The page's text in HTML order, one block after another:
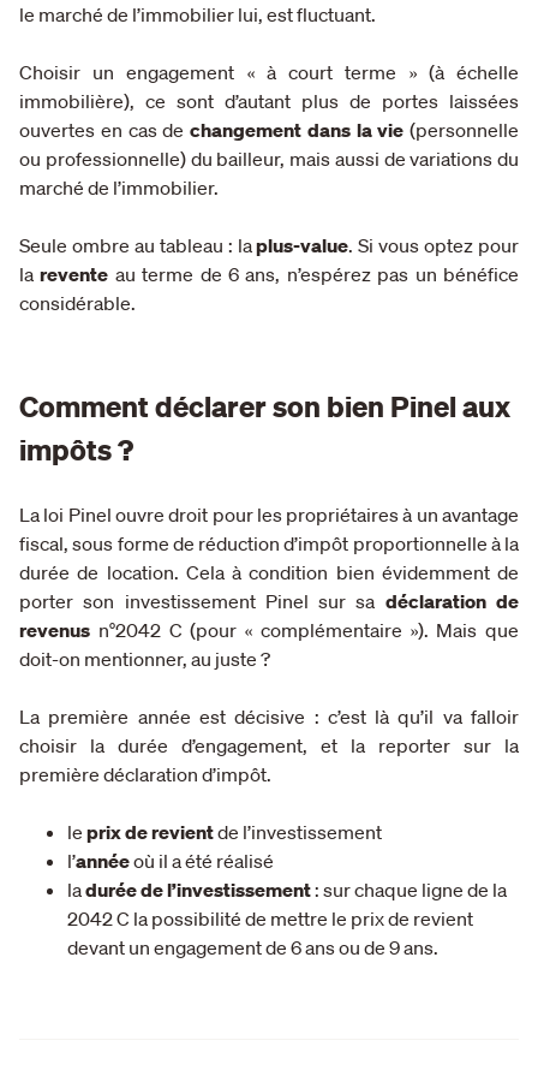
le marché de l’immobilier lui, est fluctuant.
Choisir un engagement « à court terme » (à échelle
immobilière), ce sont d’autant plus de portes laissées
ouvertes en cas de changement dans la vie (personnelle
ou professionnelle) du bailleur, mais aussi de variations du
marché de l’immobilier.
Seule ombre au tableau : laplus-value. Si vous optez pour
larevente au terme de 6 ans, n’espérez pas un bénéfice
considérable.
Comment déclarer son bien Pinel aux
impôts ?
La loi Pinel ouvre droit pour les propriétaires à un avantage
fiscal, sous forme de réduction d’impôt proportionnelle à la
durée de location. Cela à condition bien évidemment de
porter son investissement Pinel sur sa déclaration de
revenus n°2042 C (pour « complémentaire »). Mais que
doit-on mentionner, au juste ?
La première année est décisive : c’est là qu’il va falloir
choisir la durée d’engagement, et la reporter sur la
première déclaration d’impôt.
le prix de revientde l’investissement
l’annéeoù il a été réalisé
ladurée de l’investissement: sur chaque ligne de la
2042 C la possibilité de mettre le prix de revient
devant un engagement de 6 ans ou de 9 ans.